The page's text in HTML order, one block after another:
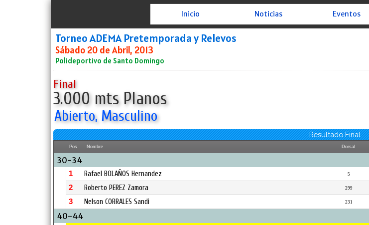
Inicio Noticias Eventos
Torneo ADEMA Pretemporada y Relevos
Sábado 20 de Abril, 2013
Polideportivo de Santo Domingo
Final
3.000 mts Planos
Abierto, Masculino
Resultado Final
Pos Nombre Dorsal
30-34
1 Rafael BOLAÑOS Hernandez 5
2 Roberto PEREZ Zamora 299
3 Nelson CORRALES Sandi 231
40-44